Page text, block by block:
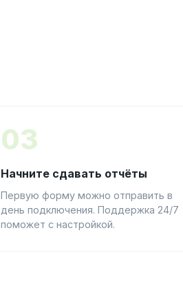
03
Начните сдавать отчёты
Первую форму можно отправить в
день подключения. Поддержка 24/7
поможет с настройкой.